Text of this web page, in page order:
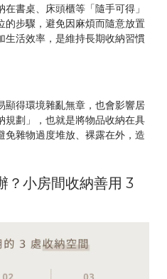
書桌、床頭櫃等「隨手可得」
的步驟，避免因麻煩而隨意放置
生活效率，是維持長期收納習慣
顯得環境雜亂無章，也會影響居
規劃」，也就是將物品收納在具
免雜物過度堆放、裸露在外，造
？小房間收納善用 3